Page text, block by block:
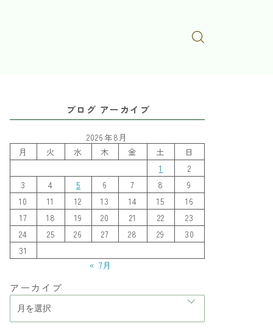
ブログ アーカイブ
2026年8月
月
火 水 木 金 土
日
1
2
3
4 5 6 7 8
9
10
11 12 13 14 15
16
17
18 19 20 21 22
23
24
25 26 27 28 29
30
31
« 7月
アーカイブ